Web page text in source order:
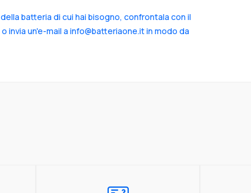
batteria di cui hai bisogno, confrontala con il
invia un'e-mail a info@batteriaone.it in modo da